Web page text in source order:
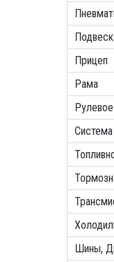
Прицеп
Рама
Шины,